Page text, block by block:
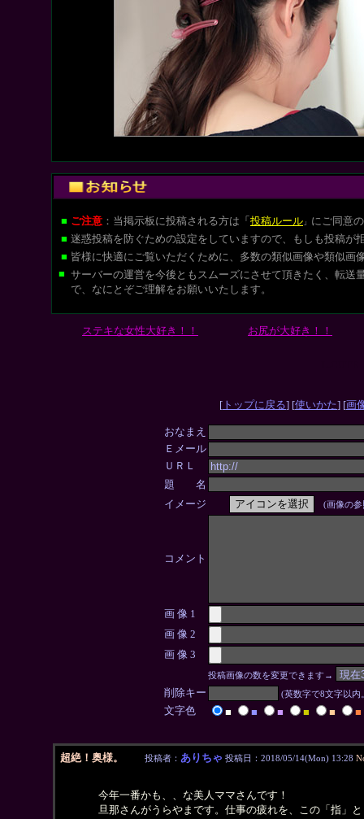
■ ご注意 ：当掲示板に投稿される方は 「 投稿ルール 」 にご同意
■ 迷惑投稿を防ぐための設定をしていますので、もしも投稿が
■ 皆様に快適にご覧いただくために、多数の類似画像や類似
■ サーバーの運営を今後ともスムーズにさせて頂きたく、転
で、なにとぞご理解をお願いいたします。
ステキな女性大好き！！ お尻が大好き！！
[ トップに戻る] [使いかた] [画
おなまえ
Ｅメール
ＵＲＬ
題 名
イメージ
(画像の参
コメント
画 像 1
画 像 2
画 像 3
投稿画像の数を変更できます→
削除キー (英数字で8文字以内
文字色 ■ ■ ■ ■ ■ ■
超絶！奥様。 投稿者： ありちゃ 投稿日：2018/05/14(Mon) 13:28
今年一番かも、、な美人ママさんです！
旦那さんがうらやまです。仕事の疲れを、この「指」